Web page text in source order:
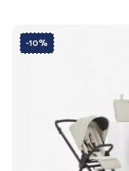
-10%